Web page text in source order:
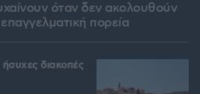
όταν δεν ακολουθούν
πορεία
διακοπές